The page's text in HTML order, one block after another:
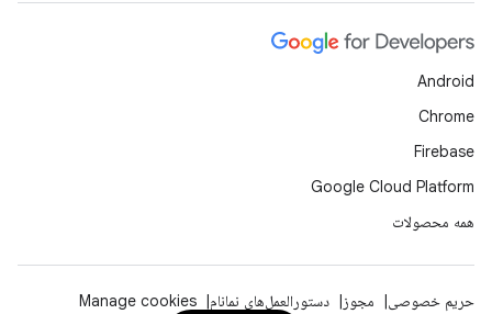
Android
Chrome
Firebase
Google Cloud Platform
همه محصولات
حریم خصوصی مجوز دستورالعمل‌های نمانام Manage cookies